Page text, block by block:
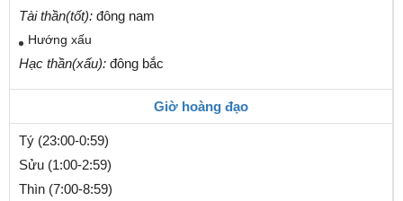
Tài thần(tốt): đông nam
Hướng xấu
Hạc thần(xấu): đông bắc
Giờ hoàng đạo
Tý (23:00-0:59)
Sửu (1:00-2:59)
Thìn (7:00-8:59)